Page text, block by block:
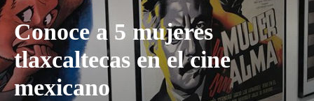
Conoce a 5 mujeres
tlaxcaltecas en el cine
mexicano